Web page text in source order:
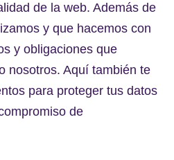
de la web. Además de
y que hacemos con
y obligaciones que
nosotros. Aquí también te
para proteger tus datos
de